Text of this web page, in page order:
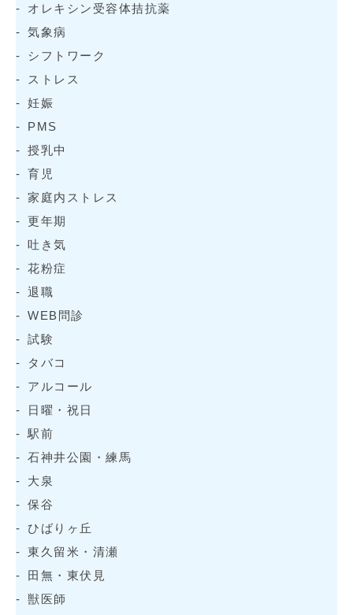
オレキシン受容体拮抗薬
気象病
シフトワーク
ストレス
妊娠
PMS
授乳中
育児
家庭内ストレス
更年期
吐き気
花粉症
退職
WEB問診
試験
タバコ
アルコール
日曜・祝日
駅前
石神井公園・練馬
大泉
保谷
ひばりヶ丘
東久留米・清瀬
田無・東伏見
獣医師